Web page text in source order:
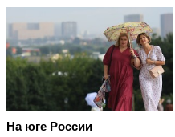
На юге России